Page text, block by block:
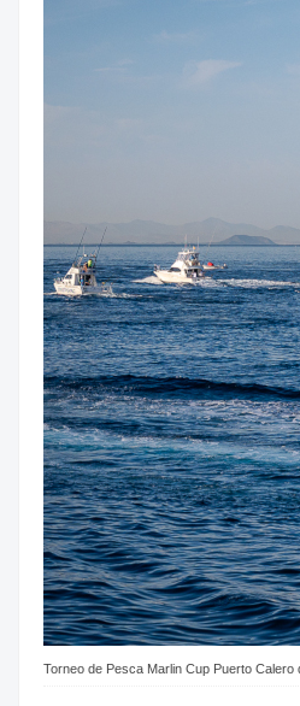
Torneo de Pesca Marlin Cup Puerto Calero